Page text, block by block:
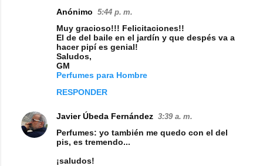
a
r
Anónimo 5:44 p. m.
Muy gracioso!!! Felicitaciones!!
El de del baile en el jardín y que despés va a
hacer pipí es genial!
Saludos,
GM
Perfumes para Hombre
RESPONDER
Javier Úbeda Fernández 3:39 a. m.
Perfumes: yo también me quedo con el del
pis, es tremendo...
¡saludos!